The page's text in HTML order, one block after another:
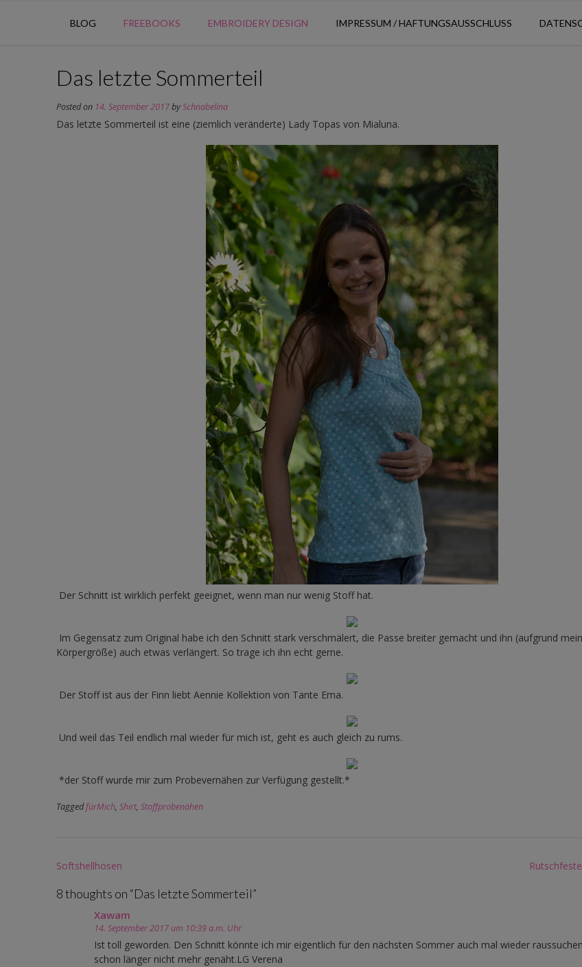
BLOG FREEBOOKS EMBROIDERY DESIGN IMPRESSUM / HAFTUNGSAUSSCHLUSS
Das letzte Sommerteil
Posted on 14. September 2017bySchnabelina
Das letzte Sommerteil ist eine (ziemlich veränderte) Lady Topas von Mialuna.
Der Schnitt ist wirklich perfekt geeignet, wenn man nur wenig Stoff hat.
Im Gegensatz zum Original habe ich den Schnitt stark verschmälert, die Passe breiter gemacht und ihn (aufgrund
Körpergröße) auch etwas verlängert. So trage ich ihn echt gerne.
Der Stoff ist aus der Finn liebt Aennie Kollektion von Tante Ema.
Und weil das Teil endlich mal wieder für mich ist, geht es auch gleich zu rums.
*der Stoff wurde mir zum Probevernähen zur Verfügung gestellt.*
TaggedfürMich, Shirt, Stoffprobenähen
Post
Softshellhosen
8 thoughts on “Das letzte Sommerteil”
Xawam
14. September 2017 um 10:39 a.m. Uhr
Ist toll geworden. Den Schnitt könnte ich mir eigentlich für den nächsten Sommer auch mal wieder
schon länger nicht mehr genäht.LG Verena